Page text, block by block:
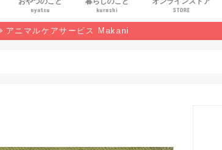
oyatsu kurashi
野生生物
マンガ
本の感想
環境
STORE
アニマルケアサービス Makani